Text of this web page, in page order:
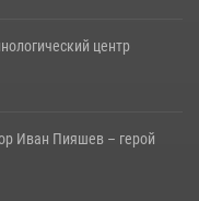
центр
Иван Пияшев – герой